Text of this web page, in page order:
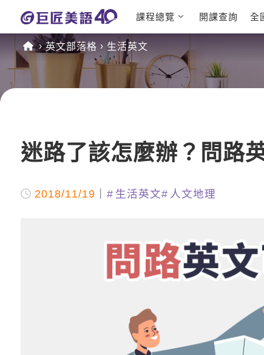
課程總覽
日語課程總
英文課程總
表
開課查詢 全
英文部落格 生活英文
迷路了該怎麼辦？問路
2018/11/19 生活英文 人文地理